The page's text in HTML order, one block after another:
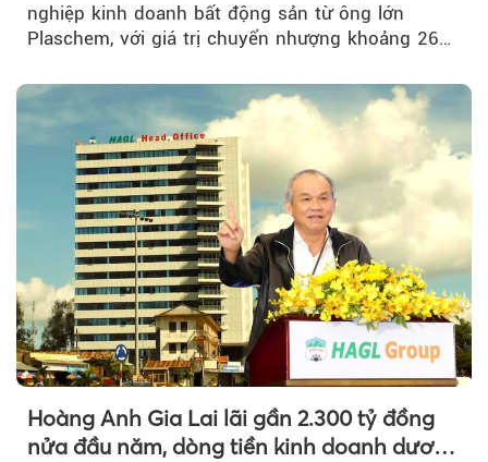
nghiệp kinh doanh bất động sản từ ông lớn
Plaschem, với giá trị chuyển nhượng khoảng 262
Hoàng Anh Gia Lai lãi gần 2.300 tỷ đồng
nửa đầu năm, dòng tiền kinh doanh dương